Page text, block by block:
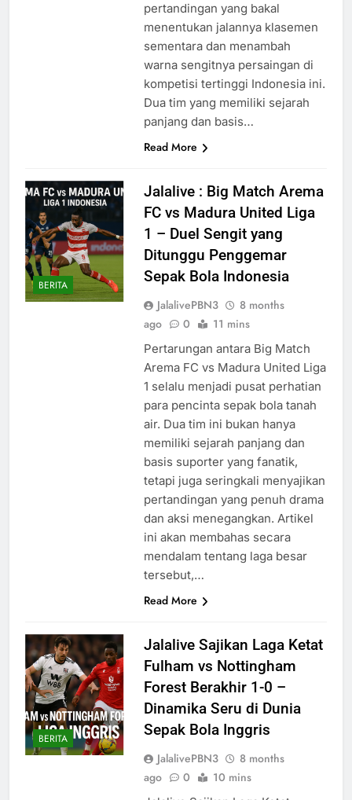
pertandingan yang bakal
menentukan jalannya klasemen
sementara dan menambah
warna sengitnya persaingan di
kompetisi tertinggi Indonesia ini.
Dua tim yang memiliki sejarah
panjang dan basis…
Read More
BERITA
Jalalive : Big Match Arema
FC vs Madura United Liga
1 – Duel Sengit yang
Ditunggu Penggemar
Sepak Bola Indonesia
JalalivePBN3
8 months
ago
0 11 mins
Pertarungan antara Big Match
Arema FC vs Madura United Liga
1 selalu menjadi pusat perhatian
para pencinta sepak bola tanah
air. Dua tim ini bukan hanya
memiliki sejarah panjang dan
basis suporter yang fanatik,
tetapi juga seringkali menyajikan
pertandingan yang penuh drama
dan aksi menegangkan. Artikel
ini akan membahas secara
mendalam tentang laga besar
tersebut,…
Read More
BERITA
Jalalive Sajikan Laga Ketat
Fulham vs Nottingham
Forest Berakhir 1-0 –
Dinamika Seru di Dunia
Sepak Bola Inggris
JalalivePBN3
8 months
ago
0 10 mins